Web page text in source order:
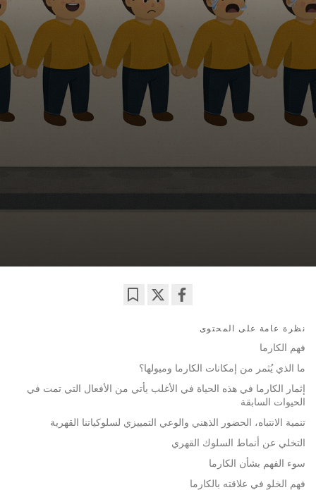
نظرة عامة على المحتوى
فهم الكارما
ما الذي يُثمر من إمكانات الكارما وميولها؟
إثمار الكارما في هذه الحياة في الأغلب يأتي من الأفعال التي تمت في
الحيوات السابقة
تنمية الانتباه، الحضور الذهني والوعي التمييزي لسلوكياتنا القهرية
التخلي عن أنماط السلوك القهري
سوء الفهم بشأن الكارما
فهم الخلو في علاقته بالكارما